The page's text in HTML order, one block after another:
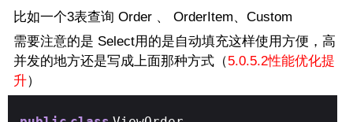
比如一个3表查询 Order 、 OrderItem、Custom
需要注意的是 Select用的是自动填充这样使用方便，高
并发的地方还是写成上面那种方式（5.0.5.2性能优化提
升）